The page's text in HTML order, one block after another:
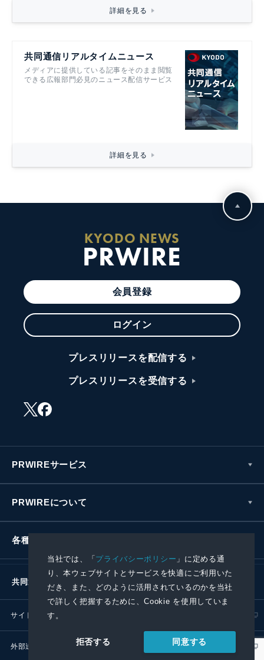
当社では、「プライバシーポリシー 」に定める通
り、本ウェブサイトとサービスを快適にご利用いた
だき、また、どのように活用されているのかを当社
で詳しく把握するために、Cookie を使用していま
す。
拒否する 同意する
詳細を見る
共同通信リアルタイムニュース
メディアに提供している記事をそのまま閲覧
できる広報部門必見のニュース配信サービス
詳細を見る
KYODO NEWS
PRWIRE
会員登録
ログイン
プレスリリースを配信する
プレスリリースを受信する
PRWIREサービス
PRWIREについて
各種お問い合わせ
共同通信社グループ
サイトポリシー
外部送信ポリシー プレスリリース取扱基準